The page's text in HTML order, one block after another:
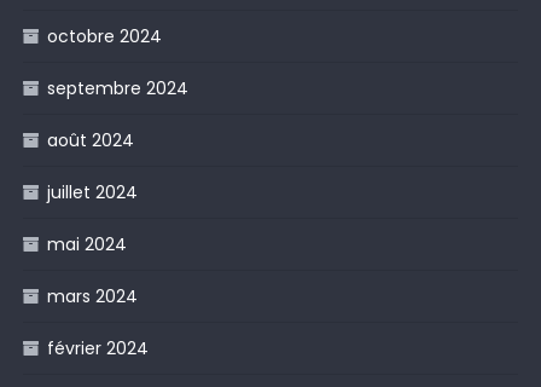
octobre 2024
septembre 2024
août 2024
juillet 2024
mai 2024
mars 2024
février 2024